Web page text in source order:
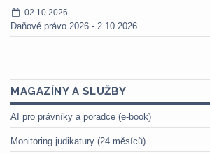
02.10.2026
Daňové právo 2026 - 2.10.2026
MAGAZÍNY A SLUŽBY
AI pro právníky a poradce (e-book)
Monitoring judikatury (24 měsíců)